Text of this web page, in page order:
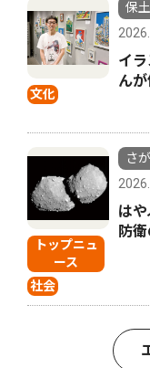
文化
保
イ
ん
トップニュ
ース
社会
さ
は
防